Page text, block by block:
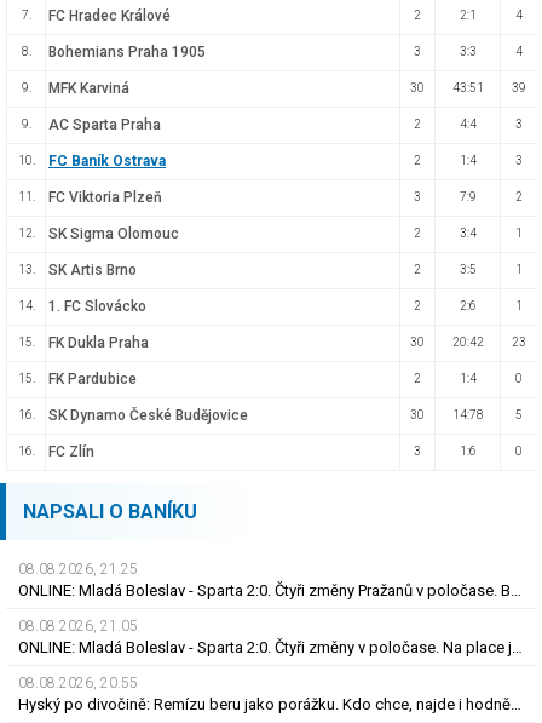
7. FC Hradec Králové 2 2:1 4
8. Bohemians Praha 1905 3 3:3 4
9. MFK Karviná 30 43:51 39
9. AC Sparta Praha 2 4:4 3
10. FC Baník Ostrava 2 1:4 3
11. FC Viktoria Plzeň 3 7:9 2
12. SK Sigma Olomouc 2 3:4 1
13. SK Artis Brno 2 3:5 1
14. 1. FC Slovácko 2 2:6 1
15. FK Dukla Praha 30 20:42 23
15. FK Pardubice 2 1:4 0
16. SK Dynamo České Budějovice 30 14:78 5
16. FC Zlín 3 1:6 0
NAPSALI O BANÍKU
08.08.2026, 21.25
ONLINE: Mladá Boleslav - Sparta 2:0. Čtyři změny Pražanů v poločase. Brunes trefil tyč
08.08.2026, 21.05
ONLINE: Mladá Boleslav - Sparta 2:0. Čtyři změny v poločase. Na place jsou Brunes i Karabec
08.08.2026, 20.55
Hyský po divočině: Remízu beru jako porážku. Kdo chce, najde i hodně pozitivních věcí